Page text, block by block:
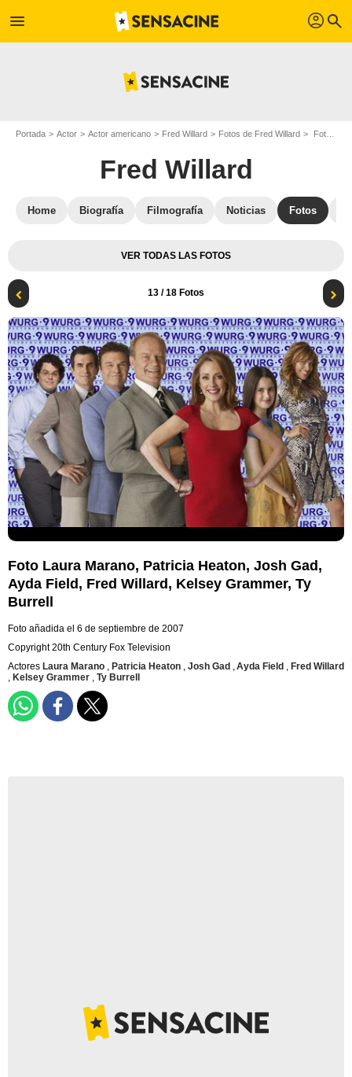
menu profil search
Portada Actor Actor americano Fred Willard Fotos de Fred Willard Foto Laura Marano, Patricia Heaton, Josh Gad, Ayda Field, Fred Willard, Kelsey Grammer, Ty Burrell
Fred Willard
Home Biografía Filmografía Noticias Fotos
VER TODAS LAS FOTOS
13 / 18 Fotos
Foto Laura Marano, Patricia Heaton, Josh Gad,
Ayda Field, Fred Willard, Kelsey Grammer, Ty
Burrell
Foto añadida el 6 de septiembre de 2007
Copyright 20th Century Fox Television
Actores Laura Marano , Patricia Heaton , Josh Gad ,Ayda Field , Fred Willard
, Kelsey Grammer , Ty Burrell